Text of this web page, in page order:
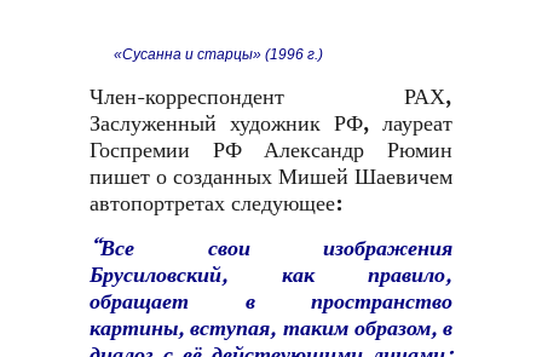
«Сусанна и старцы» (1996 г.)
Член-корреспондент РАХ,
Заслуженный художник РФ, лауреат
Госпремии РФ Александр Рюмин
пишет о созданных Мишей Шаевичем
автопортретах следующее:
“Все свои изображения
Брусиловский, как правило,
обращает в пространство
картины, вступая, таким образом, в